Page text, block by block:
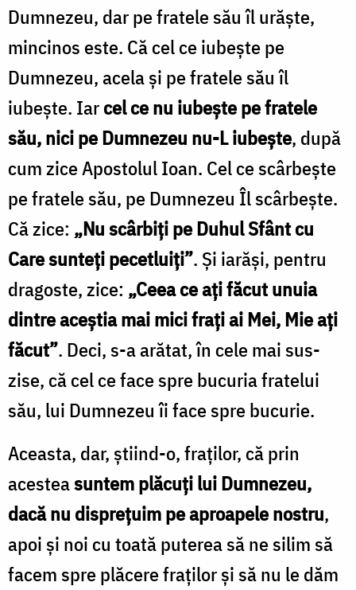
său
îl
iubește
/
Foto:
Oana
Nechifor
Dumnezeu, dar pe fratele său îl urăște,
mincinos este. Că cel ce iubește pe
Dumnezeu, acela și pe fratele său îl
iubește. Iarcel ce nu iubește pe fratele
său, nici pe Dumnezeu nu-L iubește, după
cum zice Apostolul Ioan. Cel ce scârbește
pe fratele său, pe Dumnezeu Îl scârbește.
Că zice: „Nu scârbiți pe Duhul Sfânt cu
Care sunteți pecetluiți”. Și iarăși, pentru
dragoste, zice: „Ceea ce ați făcut unuia
dintre aceștia mai mici frați ai Mei, Mie ați
făcut”. Deci, s-a arătat, în cele mai sus-
zise, că cel ce face spre bucuria fratelui
său, lui Dumnezeu îi face spre bucurie.
Aceasta, dar, știind-o, fraților, că prin
acesteasuntem plăcuți lui Dumnezeu,
dacă nu disprețuim pe aproapele nostru,
apoi și noi cu toată puterea să ne silim să
facem spre plăcere fraților și să nu le dăm